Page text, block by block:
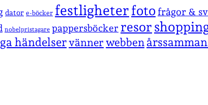
dator e-böcker festligheterfotofrågor &
nobelpristagare pappersböcker resor
händelservänner webben